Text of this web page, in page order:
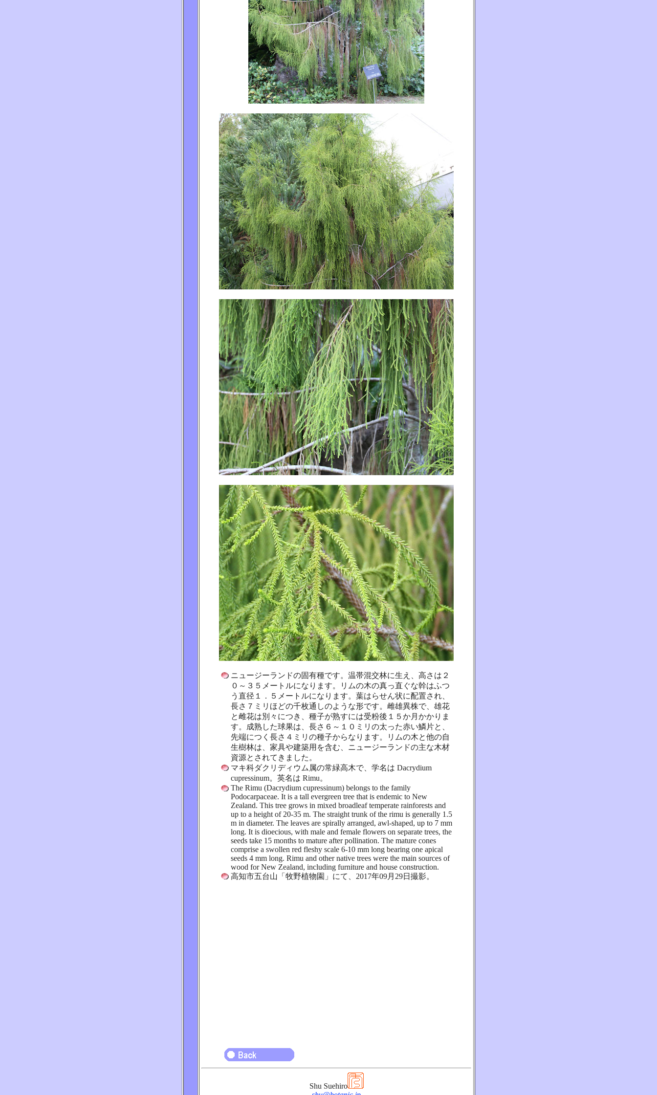
ニュージーランドの固有種です。温帯混交林に生え、高さは２
０～３５メートルになります。リムの木の真っ直ぐな幹はふつ
う直径１．５メートルになります。葉はらせん状に配置され、
長さ７ミリほどの千枚通しのような形です。雌雄異株で、雄花
と雌花は別々につき、種子が熟すには受粉後１５か月かかりま
す。成熟した球果は、長さ６～１０ミリの太った赤い鱗片と、
先端につく長さ４ミリの種子からなります。リムの木と他の自
生樹林は、家具や建築用を含む、ニュージーランドの主な木材
資源とされてきました。
マキ科ダクリディウム属の常緑高木で、学名は Dacrydium
cupressinum。英名は Rimu。
The Rimu (Dacrydium cupressinum) belongs to the family
Podocarpaceae. It is a tall evergreen tree that is endemic to New
Zealand. This tree grows in mixed broadleaf temperate rainforests and
up to a height of 20-35 m. The straight trunk of the rimu is generally 1.5
m in diameter. The leaves are spirally arranged, awl-shaped, up to 7 mm
long. It is dioecious, with male and female flowers on separate trees, the
seeds take 15 months to mature after pollination. The mature cones
comprise a swollen red fleshy scale 6-10 mm long bearing one apical
seeds 4 mm long. Rimu and other native trees were the main sources of
wood for New Zealand, including furniture and house construction.
高知市五台山「牧野植物園」にて、2017年09月29日撮影。
Shu Suehiro